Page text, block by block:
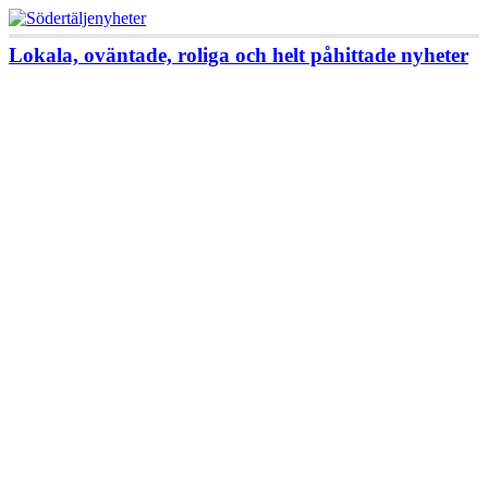
Lokala, oväntade, roliga och helt påhittade nyheter